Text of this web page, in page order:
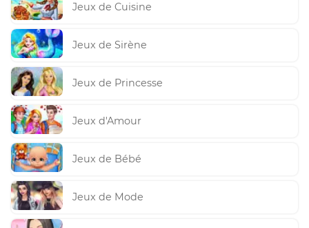
Jeux de Cuisine
Jeux de Sirène
Jeux de Princesse
Jeux d'Amour
Jeux de Bébé
Jeux de Mode